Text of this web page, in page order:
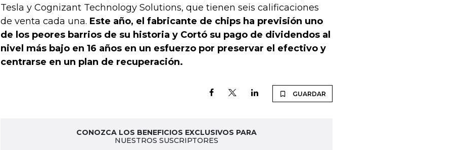
Tesla y Cognizant Technology Solutions, que tienen seis calificaciones
de venta cada una. Este año, el fabricante de chips ha previsión uno
de los peores barrios de su historia y Cortó su pago de dividendos al
nivel más bajo en 16 años en un esfuerzo por preservar el efectivo y
centrarse en un plan de recuperación.
GUARDAR
CONOZCA LOS BENEFICIOS EXCLUSIVOS PARA
NUESTROS SUSCRIPTORES